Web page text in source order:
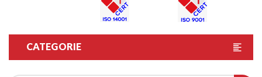
CATEGORIE